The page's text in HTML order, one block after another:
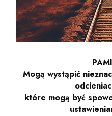
Mogą wystąpić
które mogą być